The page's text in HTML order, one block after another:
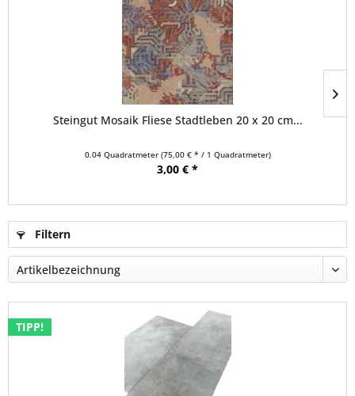
Steingut Mosaik Fliese Stadtleben 20 x 20 cm...
0.04 Quadratmeter (75,00 € * / 1 Quadratmeter)
3,00 € *
Filtern
TIPP!